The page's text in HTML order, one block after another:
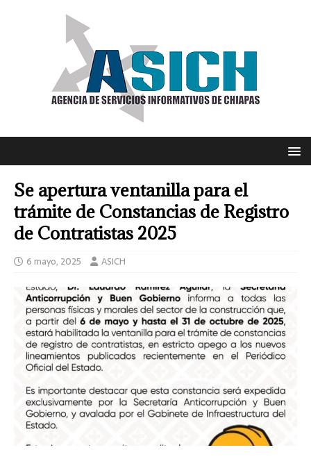
Se apertura ventanilla para el
trámite de Constancias de Registro
de Contratistas 2025
6 mayo, 2025 ASICH